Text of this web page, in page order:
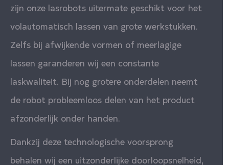
zijn onze lasrobots uitermate geschikt voor het
volautomatisch lassen van grote werkstukken.
Zelfs bij afwijkende vormen of meerlagige
lassen garanderen wij een constante
laskwaliteit. Bij nog grotere onderdelen neemt
de robot probleemloos delen van het product
afzonderlijk onder handen.
Dankzij deze technologische voorsprong
behalen wij een uitzonderlijke doorloopsnelheid,